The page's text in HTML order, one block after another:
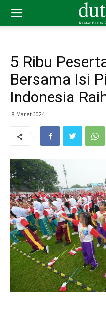
5 Ribu
Bersama Isi
Indonesia
8 Maret 2024